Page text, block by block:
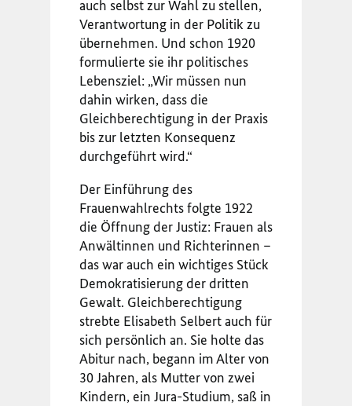
auch selbst zur Wahl zu stellen,
Verantwortung in der Politik zu
übernehmen. Und schon 1920
formulierte sie ihr politisches
Lebensziel: „Wir müssen nun
dahin wirken, dass die
Gleichberechtigung in der Praxis
bis zur letzten Konsequenz
durchgeführt wird.“
Der Einführung des
Frauenwahlrechts folgte 1922
die Öffnung der Justiz: Frauen als
Anwältinnen und Richterinnen –
das war auch ein wichtiges Stück
Demokratisierung der dritten
Gewalt. Gleichberechtigung
strebte Elisabeth Selbert auch für
sich persönlich an. Sie holte das
Abitur nach, begann im Alter von
30 Jahren, als Mutter von zwei
Kindern, ein Jura-Studium, saß in